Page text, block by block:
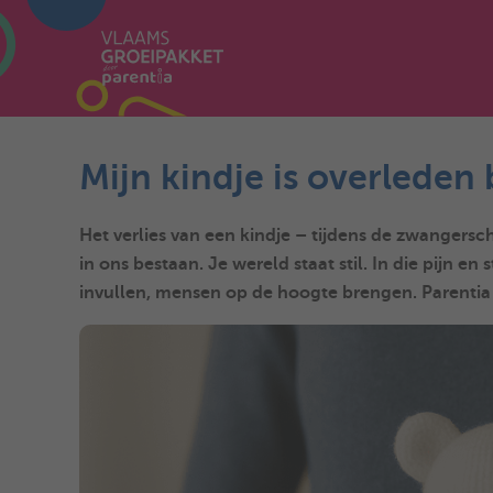
Mijn kindje is overleden
Het verlies van een kindje – tijdens de
in ons bestaan. Je wereld staat stil. In die pijn
invullen, mensen op de hoogte brengen.